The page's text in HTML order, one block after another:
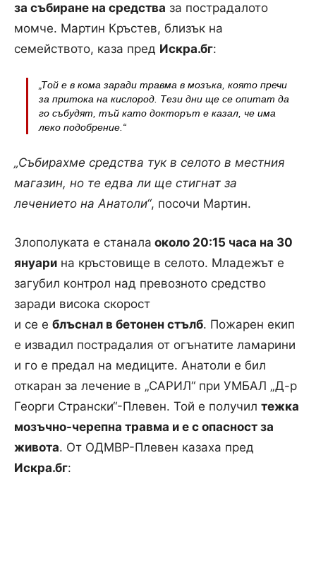
за събиране на средства за пострадалото
момче. Мартин Кръстев, близък на
семейството, каза пред Искра.бг:
„Той е в кома заради травма в мозъка, която пречи
за притока на кислород. Тези дни ще се опитат да
го събудят, тъй като докторът е казал, че има
леко подобрение.“
„Събирахме средства тук в селото в местния
магазин, но те едва ли ще стигнат за
лечението на Анатоли“, посочи Мартин.
Злополуката е станала около 20:15 часа на 30
януари на кръстовище в селото. Младежът е
загубил контрол над превозното средство
заради висока скорост
и се е блъснал в бетонен стълб. Пожарен екип
е извадил пострадалия от огънатите ламарини
и го е предал на медиците. Анатоли е бил
откаран за лечение в „САРИЛ“ при УМБАЛ „Д-р
Георги Странски“-Плевен. Той е получил тежка
мозъчно-черепна травма и е с опасност за
живота. От ОДМВР-Плевен казаха пред
Искра.бг: